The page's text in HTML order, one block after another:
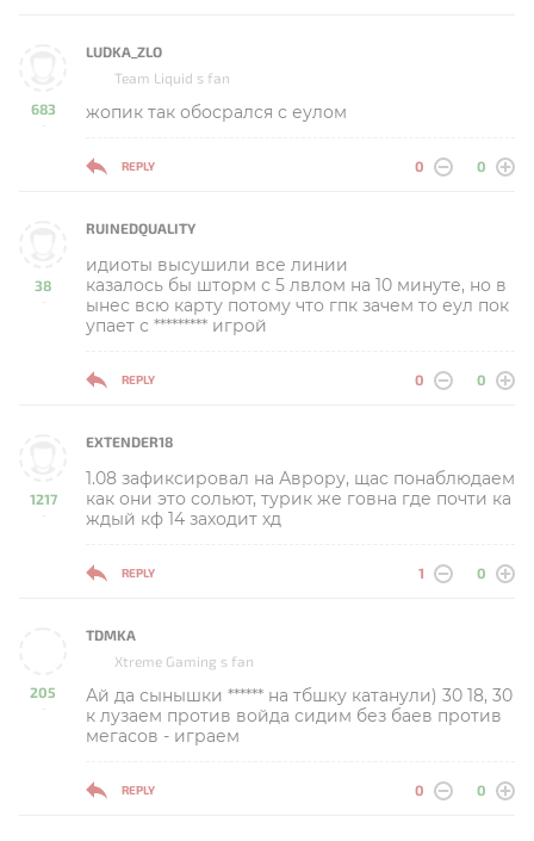
683
-
LUDKA_ZLO
Team Liquid s fan
жопик так обосрался с еулом
REPLY 0 0
38
-
RUINEDQUALITY
идиоты высушили все линии
казалось бы шторм с 5 лвлом на 10 минуте, но в
ынес всю карту потому что гпк зачем то еул пок
упает с ********* игрой
REPLY 0 0
1217
-
EXTENDER18
1.08 зафиксировал на Аврору, щас понаблюдаем
как они это сольют, турик же говна где почти ка
ждый кф 14 заходит хд
REPLY 1 0
205
-
TDMKA
Xtreme Gaming s fan
Ай да сынышки ****** на тбшку катанули) 30 18, 30
к лузаем против войда сидим без баев против
мегасов - играем
REPLY 0 0